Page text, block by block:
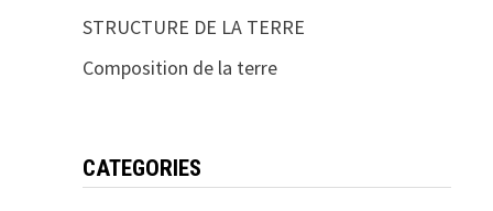
STRUCTURE DE LA TERRE
Composition de la terre
CATEGORIES